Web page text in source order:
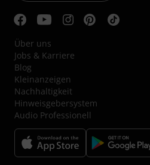
Über uns
Jobs & Karriere
Blog
Kleinanzeigen
Nachhaltigkeit
Hinweisgebersystem
Audio Professionell